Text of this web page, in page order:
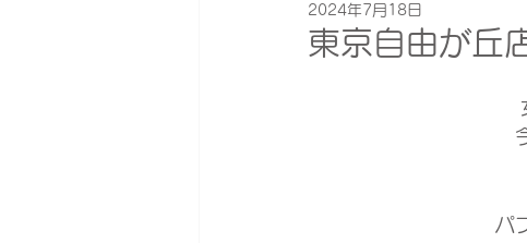
東京自由が
2024年7月18日
パ